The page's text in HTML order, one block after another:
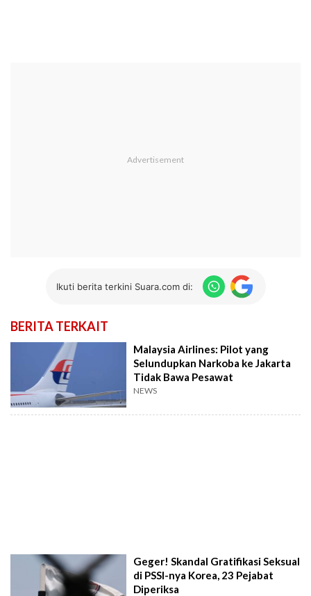
Ikuti berita terkini Suara.com di:
BERITA TERKAIT
Malaysia Airlines: Pilot yang
Selundupkan Narkoba ke Jakarta
Tidak Bawa Pesawat
NEWS
Geger! Skandal Gratifikasi Seksual
di PSSI-nya Korea, 23 Pejabat
Diperiksa